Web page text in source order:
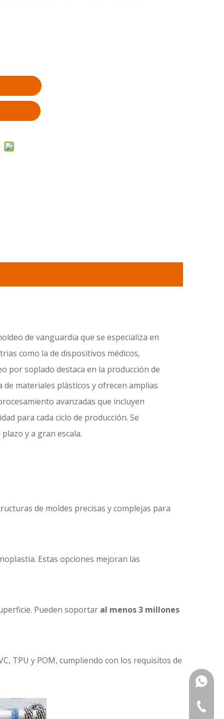
de vanguardia que se especializa en
como la de dispositivos médicos,
por soplado destaca en la producción de
materiales plásticos y ofrecen amplias
avanzadas que incluyen
para cada ciclo de producción. Se
y a gran escala.
de moldes precisas y complejas para
Estas opciones mejoran las
Pueden soportar al menos 3 millones
TPU y POM, cumpliendo con los requisitos de
+86-